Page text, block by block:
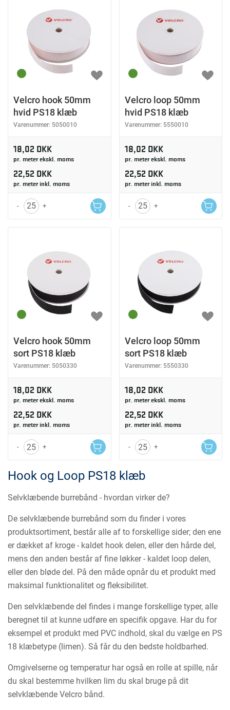
Velcro hook 50mm
hvid PS18 klæb
Varenummer: 5050010
18,02 DKK
pr. meter ekskl. moms
22,52 DKK
pr. meter inkl. moms
- +
Velcro loop 50mm
hvid PS18 klæb
Varenummer: 5550010
18,02 DKK
pr. meter ekskl. moms
22,52 DKK
pr. meter inkl. moms
- +
Velcro hook 50mm
sort PS18 klæb
Varenummer: 5050330
18,02 DKK
pr. meter ekskl. moms
22,52 DKK
pr. meter inkl. moms
- +
Velcro loop 50mm
sort PS18 klæb
Varenummer: 5550330
18,02 DKK
pr. meter ekskl. moms
22,52 DKK
pr. meter inkl. moms
- +
Hook og Loop PS18 klæb
Selvklæbende burrebånd - hvordan virker de?
De selvklæbende burrebånd som du finder i vores
produktsortiment, består alle af to forskellige sider; den ene
er dækket af kroge - kaldet hook delen, eller den hårde del,
mens den anden består af fine løkker - kaldet loop delen,
eller den bløde del. På den måde opnår du et produkt med
maksimal funktionalitet og fleksibilitet.
Den selvklæbende del findes i mange forskellige typer, alle
beregnet til at kunne udføre en specifik opgave. Har du for
eksempel et produkt med PVC indhold, skal du vælge en PS
18 klæbetype (limen). Så får du den bedste holdbarhed.
Omgivelserne og temperatur har også en rolle at spille, når
du skal bestemme hvilken lim du skal bruge på dit
selvklæbende Velcro bånd.